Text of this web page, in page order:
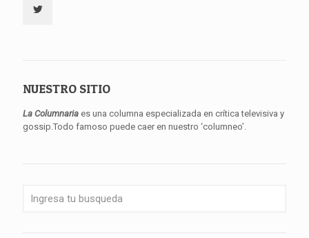
NUESTRO SITIO
La Columnaria es una columna especializada en crítica televisiva y
gossip.Todo famoso puede caer en nuestro ‘columneo’.